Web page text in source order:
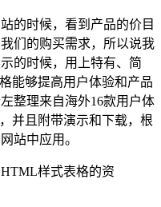
的时候，看到产品的价目
们的购买需求，所以说我
的时候，用上特有、简
能够提高用户体验和产品
整理来自海外16款用户体
并且附带演示和下载，根
站中应用。
样式表格的资